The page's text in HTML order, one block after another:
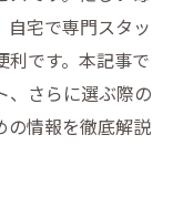
自宅で専門スタッ
利です。本記事で
、さらに選ぶ際の
の情報を徹底解説